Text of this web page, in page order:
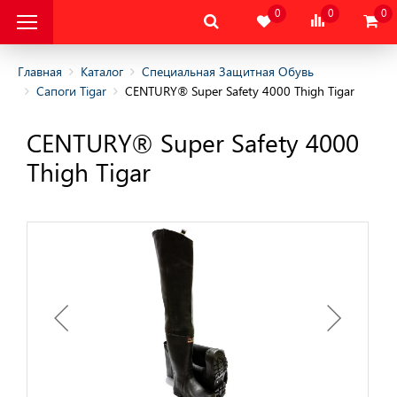
и пониженных
0 0 0
Главная Каталог
Специальная Защитная Обувь
Сапоги Tigar
CENTURY® Super Safety 4000 Thigh Tigar
CENTURY® Super Safety 4000
Thigh Tigar